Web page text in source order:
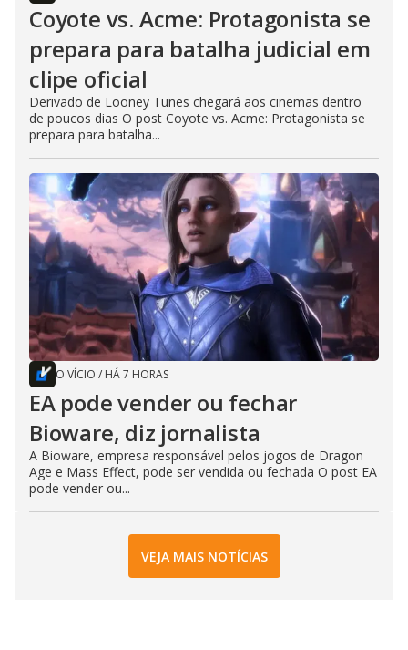
Coyote vs. Acme: Protagonista se
prepara para batalha judicial em
clipe oficial
Derivado de Looney Tunes chegará aos cinemas dentro
de poucos dias O post Coyote vs. Acme: Protagonista se
prepara para batalha...
O VÍCIO / HÁ 7 HORAS
EA pode vender ou fechar
Bioware, diz jornalista
A Bioware, empresa responsável pelos jogos de Dragon
Age e Mass Effect, pode ser vendida ou fechada O post EA
pode vender ou...
VEJA MAIS NOTÍCIAS